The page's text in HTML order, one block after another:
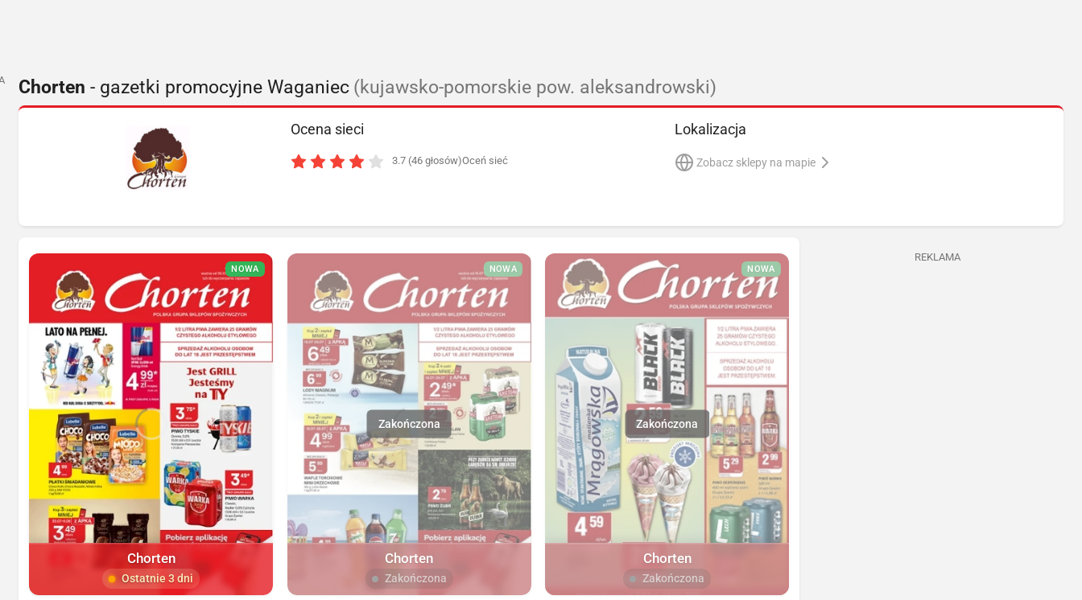
Chorten - gazetki promocyjne Waganiec (kujawsko-pomorskie pow. aleksandrowski)
Ocena sieci
3.7 (46 głosów)Oceń sieć
Lokalizacja
Zobacz sklepy na mapie
NOWA
Chorten
Ostatnie 3 dni
NOWA
Chorten
Zakończona
NOWA
Chorten
Zakończona
REKLAMA